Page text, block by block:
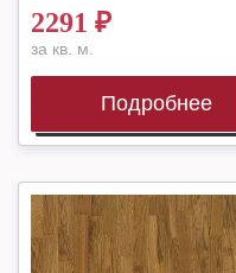
2291 ₽
за кв. м.
Подробнее